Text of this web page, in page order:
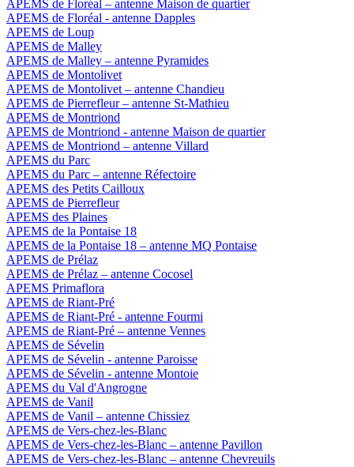
APEMS de Floréal – antenne Maison de quartier
APEMS de Floréal - antenne Dapples
APEMS de Loup
APEMS de Malley
APEMS de Malley – antenne Pyramides
APEMS de Montolivet
APEMS de Montolivet – antenne Chandieu
APEMS de Pierrefleur – antenne St-Mathieu
APEMS de Montriond
APEMS de Montriond - antenne Maison de quartier
APEMS de Montriond – antenne Villard
APEMS du Parc
APEMS du Parc – antenne Réfectoire
APEMS des Petits Cailloux
APEMS de Pierrefleur
APEMS des Plaines
APEMS de la Pontaise 18
APEMS de la Pontaise 18 – antenne MQ Pontaise
APEMS de Prélaz
APEMS de Prélaz – antenne Cocosel
APEMS Primaflora
APEMS de Riant-Pré
APEMS de Riant-Pré - antenne Fourmi
APEMS de Riant-Pré – antenne Vennes
APEMS de Sévelin
APEMS de Sévelin - antenne Paroisse
APEMS de Sévelin - antenne Montoie
APEMS du Val d'Angrogne
APEMS de Vanil
APEMS de Vanil – antenne Chissiez
APEMS de Vers-chez-les-Blanc
APEMS de Vers-chez-les-Blanc – antenne Pavillon
APEMS de Vers-chez-les-Blanc – antenne Chevreuils